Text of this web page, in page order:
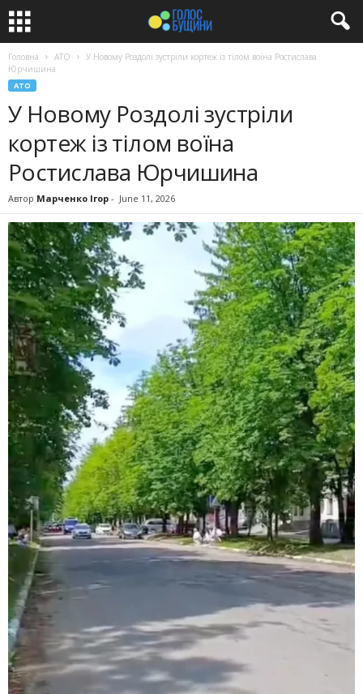
Головна АТО
У Новому Роздолі зустріли кортеж із тілом воїна Ростислава
Юрчишина
АТО
У Новому Роздолі зустріли
кортеж із тілом воїна
Ростислава Юрчишина
Автор Марченко Ігор - June 11, 2026